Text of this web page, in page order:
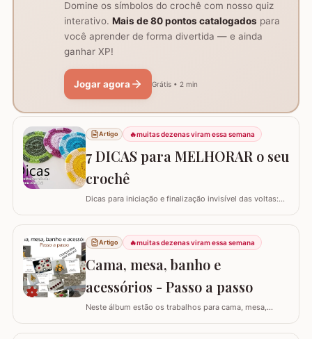
Domine os símbolos do crochê com nosso quiz
interativo. Mais de 80 pontos catalogados para
você aprender de forma divertida — e ainda
ganhar XP!
Jogar agora Grátis • 2 min
Artigo 🔥muitas dezenas viram essa semana
7 DICAS para MELHORAR o seu
crochê
Dicas para iniciação e finalização invisível das voltas:
garante um acabamento quase imperceptível nas
iniciações e finalizações das voltas, resultando em um
trabalho mais elegante. Variações de pontos com o
falso ponto alto: Experimentar…
Artigo 🔥muitas dezenas viram essa semana
Cama, mesa, banho e
acessórios - Passo a passo
Neste álbum estão os trabalhos para cama, mesa,
clicar nas imagens! Trilhos/caminhos e centro de mesa